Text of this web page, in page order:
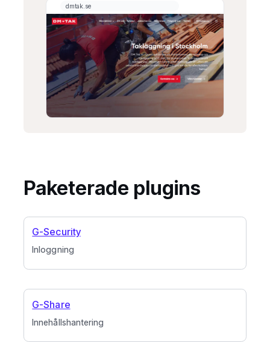
Paketerade plugins
Inloggning
G-Security
Innehållshantering
G-Share